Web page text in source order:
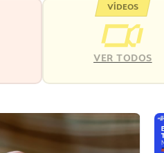
VÍDEOS
VER TODOS